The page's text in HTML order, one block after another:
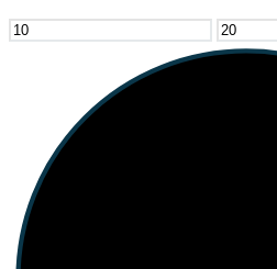
Min.
prijs
Max.
prijs